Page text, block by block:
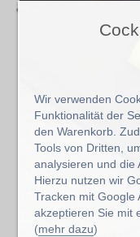
Wir verwenden
Funktionalität der
den Warenkorb.
Tools von Dritten,
analysieren und die
Hierzu nutzen wir
Tracken mit Google
akzeptieren Sie mit
(mehr dazu)
Previous